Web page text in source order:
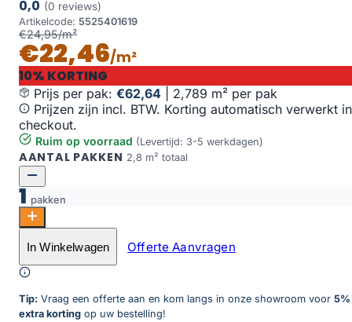
0,0 (0 reviews)
Artikelcode: 5525401619
€24,95/m²
€22,46/m²
10% KORTING
Prijs per pak: €62,64
2,789 m² per pak
Prijzen zijn incl. BTW. Korting automatisch verwerkt in
checkout.
Ruim op voorraad (Levertijd: 3-5 werkdagen)
AANTAL PAKKEN 2,8 m² totaal
1 pakken
Forest Hills grijsbruin eiken aantal
Toevoegen aan winkelwagen
In Winkelwagen Offerte Aanvragen
Tip: Vraag een offerte aan en kom langs in onze showroom voor 5%
extra korting op uw bestelling!